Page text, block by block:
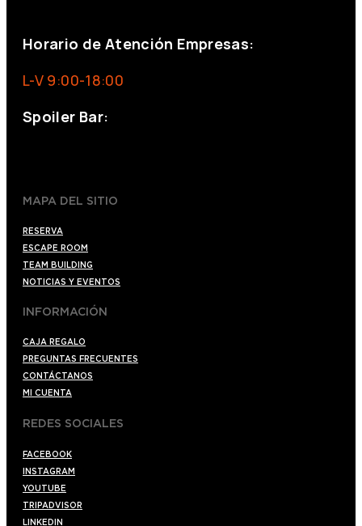
Horario de Atención Empresas:
L-V 9:00-18:00
Spoiler Bar:
MAPA DEL SITIO
RESERVA
ESCAPE ROOM
TEAM BUILDING
NOTICIAS Y EVENTOS
INFORMACIÓN
CAJA REGALO
PREGUNTAS FRECUENTES
CONTÁCTANOS
MI CUENTA
REDES SOCIALES
FACEBOOK
INSTAGRAM
YOUTUBE
TRIPADVISOR
LINKEDIN